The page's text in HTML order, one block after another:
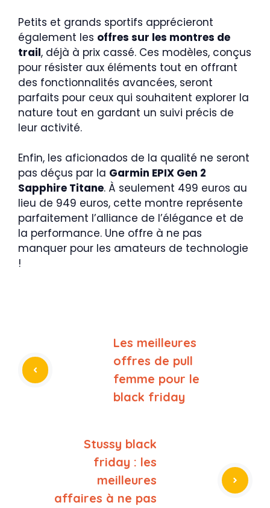
Petits et grands sportifs apprécieront
également les offres sur les montres de
trail, déjà à prix cassé. Ces modèles, conçus
pour résister aux éléments tout en offrant
des fonctionnalités avancées, seront
parfaits pour ceux qui souhaitent explorer la
nature tout en gardant un suivi précis de
leur activité.
Enfin, les aficionados de la qualité ne seront
pas déçus par la Garmin EPIX Gen 2
Sapphire Titane. À seulement 499 euros au
lieu de 949 euros, cette montre représente
parfaitement l’alliance de l’élégance et de
la performance. Une offre à ne pas
manquer pour les amateurs de technologie
!
Les meilleures
offres de pull
femme pour le
black friday
Stussy black
friday : les
meilleures
affaires à ne pas